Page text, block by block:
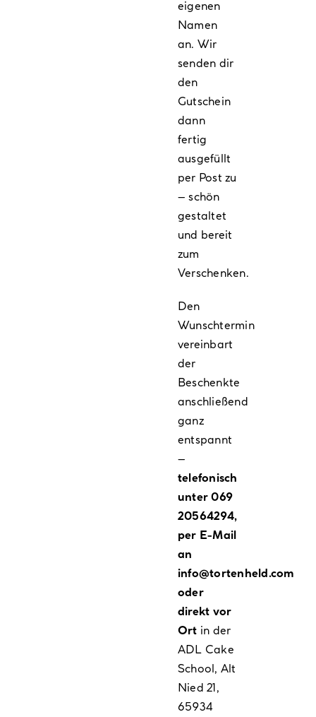
eigenen
Namen
an. Wir
senden dir
den
Gutschein
dann
fertig
ausgefüllt
per Post zu
– schön
gestaltet
und bereit
zum
Verschenken.
Den
Wunschtermin
vereinbart
der
Beschenkte
anschließend
ganz
entspannt
–
telefonisch
unter 069
20564294,
per E-Mail
an
info@tortenheld.com
oder
direkt vor
Ort in der
ADL Cake
School, Alt
Nied 21,
65934